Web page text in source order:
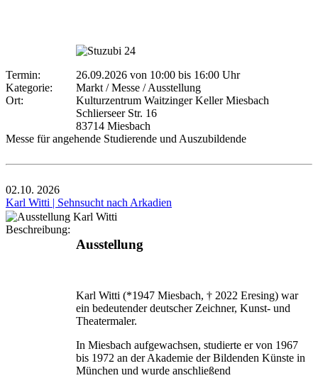
Termin: 26.09.2026 von 10:00 bis 16:00 Uhr
Kategorie:
Markt / Messe / Ausstellung
Ort:
Kulturzentrum Waitzinger Keller Miesbach
Schlierseer Str. 16
83714 Miesbach
Messe für angehende Studierende und Auszubildende
02.10. 2026
Karl Witti | Sehnsucht nach Arkadien
Beschreibung:
Ausstellung
Karl Witti (*1947 Miesbach, † 2022 Eresing) war
ein bedeutender deutscher Zeichner, Kunst- und
Theatermaler.
In Miesbach aufgewachsen, studierte er von 1967
bis 1972 an der Akademie der Bildenden Künste in
München und wurde anschließend